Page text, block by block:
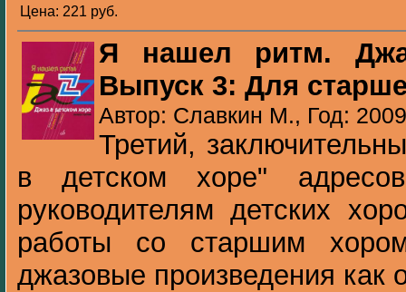
Цена: 221 pуб.
Я нашел ритм.
Выпуск 3: Для
Автор: Славкин М., Год: 2009
Третий,
в детском хоре"
руководителям детских
работы со старшим
джазовые произведения как